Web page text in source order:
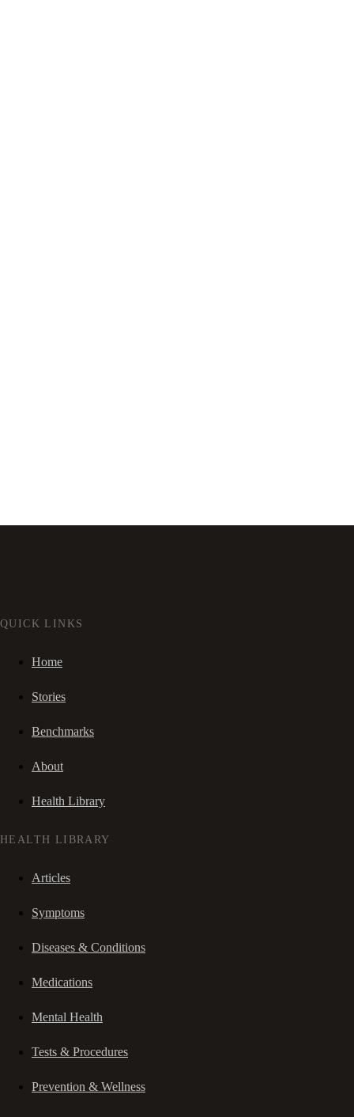
QUICK LINKS
Home
Stories
Benchmarks
About
Health Library
HEALTH LIBRARY
Articles
Symptoms
Diseases & Conditions
Medications
Mental Health
Tests & Procedures
Prevention & Wellness